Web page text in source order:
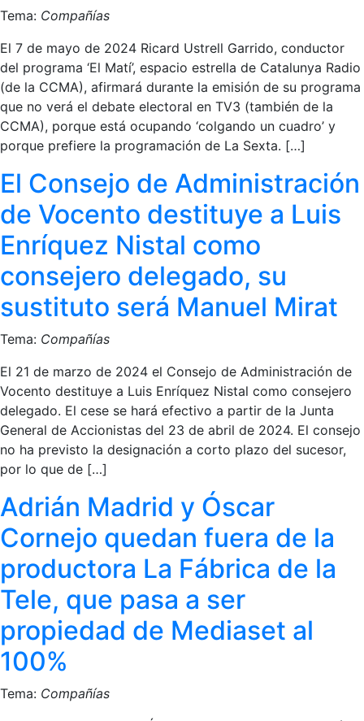
Tema: Compañías
El 7 de mayo de 2024 Ricard Ustrell Garrido, conductor
del programa ‘El Matí’, espacio estrella de Catalunya Radio
(de la CCMA), afirmará durante la emisión de su programa
que no verá el debate electoral en TV3 (también de la
CCMA), porque está ocupando ‘colgando un cuadro’ y
porque prefiere la programación de La Sexta. […]
El Consejo de Administración
de Vocento destituye a Luis
Enríquez Nistal como
consejero delegado, su
sustituto será Manuel Mirat
Tema: Compañías
El 21 de marzo de 2024 el Consejo de Administración de
Vocento destituye a Luis Enríquez Nistal como consejero
delegado. El cese se hará efectivo a partir de la Junta
General de Accionistas del 23 de abril de 2024. El consejo
no ha previsto la designación a corto plazo del sucesor,
por lo que de […]
Adrián Madrid y Óscar
Cornejo quedan fuera de la
productora La Fábrica de la
Tele, que pasa a ser
propiedad de Mediaset al
100%
Tema: Compañías